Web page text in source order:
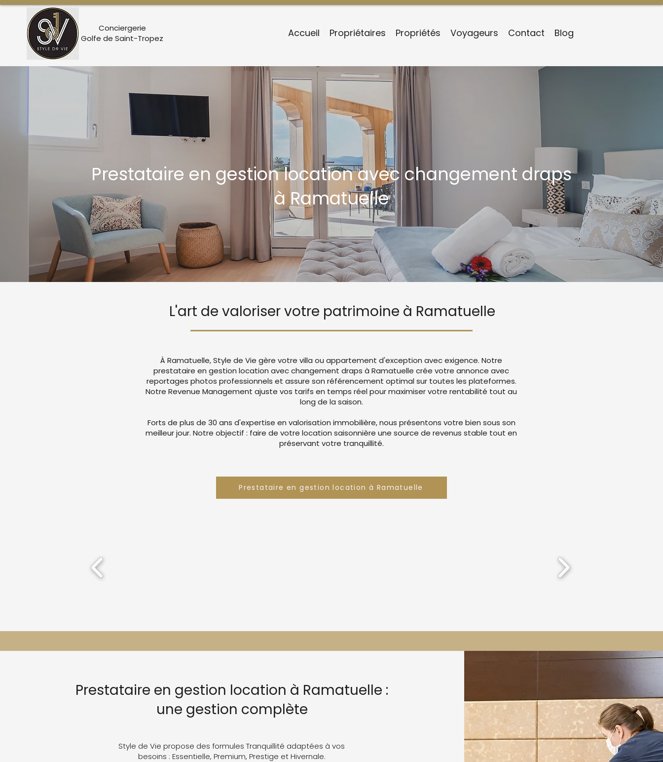
Conciergerie
Golfe de Saint-Tropez
Accueil Propriétaires Propriétés Voyageurs Contact Blog
Prestataire en gestion location avec changement draps
à Ramatuelle
L'art de valoriser votre patrimoine à Ramatuelle
À Ramatuelle, Style de Vie gère votre villa ou appartement d'exception avec exigence. Notre
prestataire en gestion location avec changement draps à Ramatuelle crée votre annonce avec
reportages photos professionnels et assure son référencement optimal sur toutes les plateformes.
Notre Revenue Management ajuste vos tarifs en temps réel pour maximiser votre rentabilité tout au
long de la saison.
Forts de plus de 30 ans d'expertise en valorisation immobilière, nous présentons votre bien sous son
meilleur jour. Notre objectif : faire de votre location saisonnière une source de revenus stable tout en
préservant votre tranquillité.
Prestataire en gestion location à Ramatuelle
Prestataire en gestion location à Ramatuelle :
une gestion complète
Style de Vie propose des formules Tranquillité adaptées à vos
besoins : Essentielle, Premium, Prestige et Hivernale.